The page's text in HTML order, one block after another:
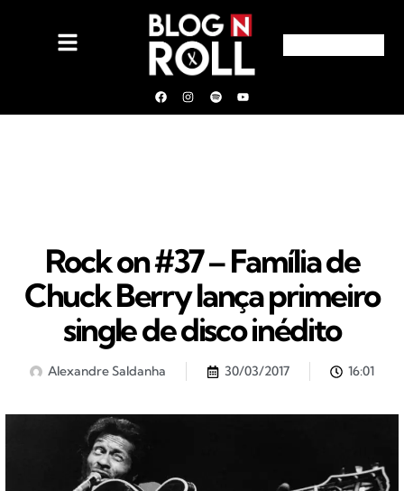
Rock on #37 – Família de
Chuck Berry lança primeiro
single de disco inédito
Alexandre Saldanha 30/03/2017 16:01